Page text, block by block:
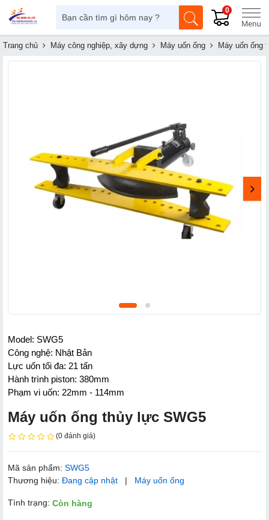
0
Trang chủ Máy công nghiệp, xây dựng Máy uốn ống Máy uốn ống
Model: SWG5
Công nghệ: Nhật Bản
Lực uốn tối đa: 21 tấn
Hành trình piston: 380mm
Phạm vi uốn: 22mm - 114mm
Máy uốn ống thủy lực SWG5
(0 đánh giá)
Mã sản phẩm: SWG5
Thương hiệu: Đang cập nhật | Máy uốn ống
Tình trạng: Còn hàng